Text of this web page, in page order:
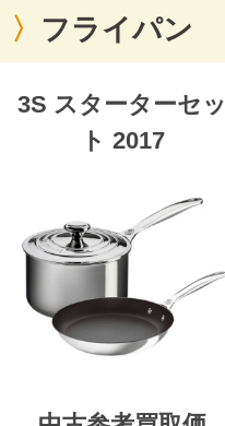
フライパン
3S スターターセッ
ト 2017